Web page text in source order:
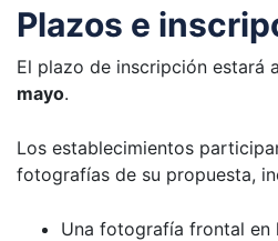
Plazos e
El plazo de inscripción estará
mayo.
Los establecimientos
fotografías de su propuesta,
Una fotografía frontal en